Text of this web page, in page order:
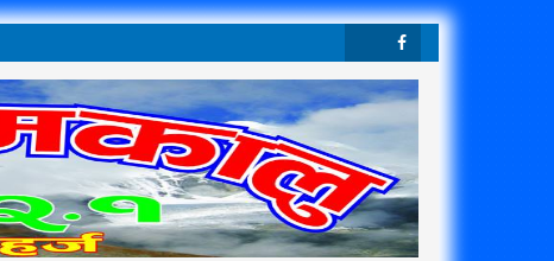
Face
K
Twit